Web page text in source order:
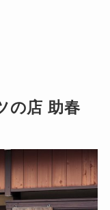
の店 助春